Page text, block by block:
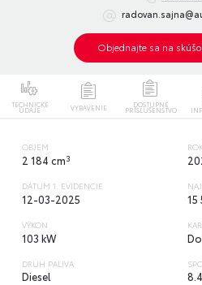
Objednajte sa na
TECHNICKÉ
ÚDAJE VYBAVENIE DOSTUPNÉ
PRÍSLUŠENSTVO
OBJEM
2 184 cm3
DÁTUM 1. EVIDENCIE
12-03-2025 15
VÝKON
103 kW
DRUH PALIVA
Diesel